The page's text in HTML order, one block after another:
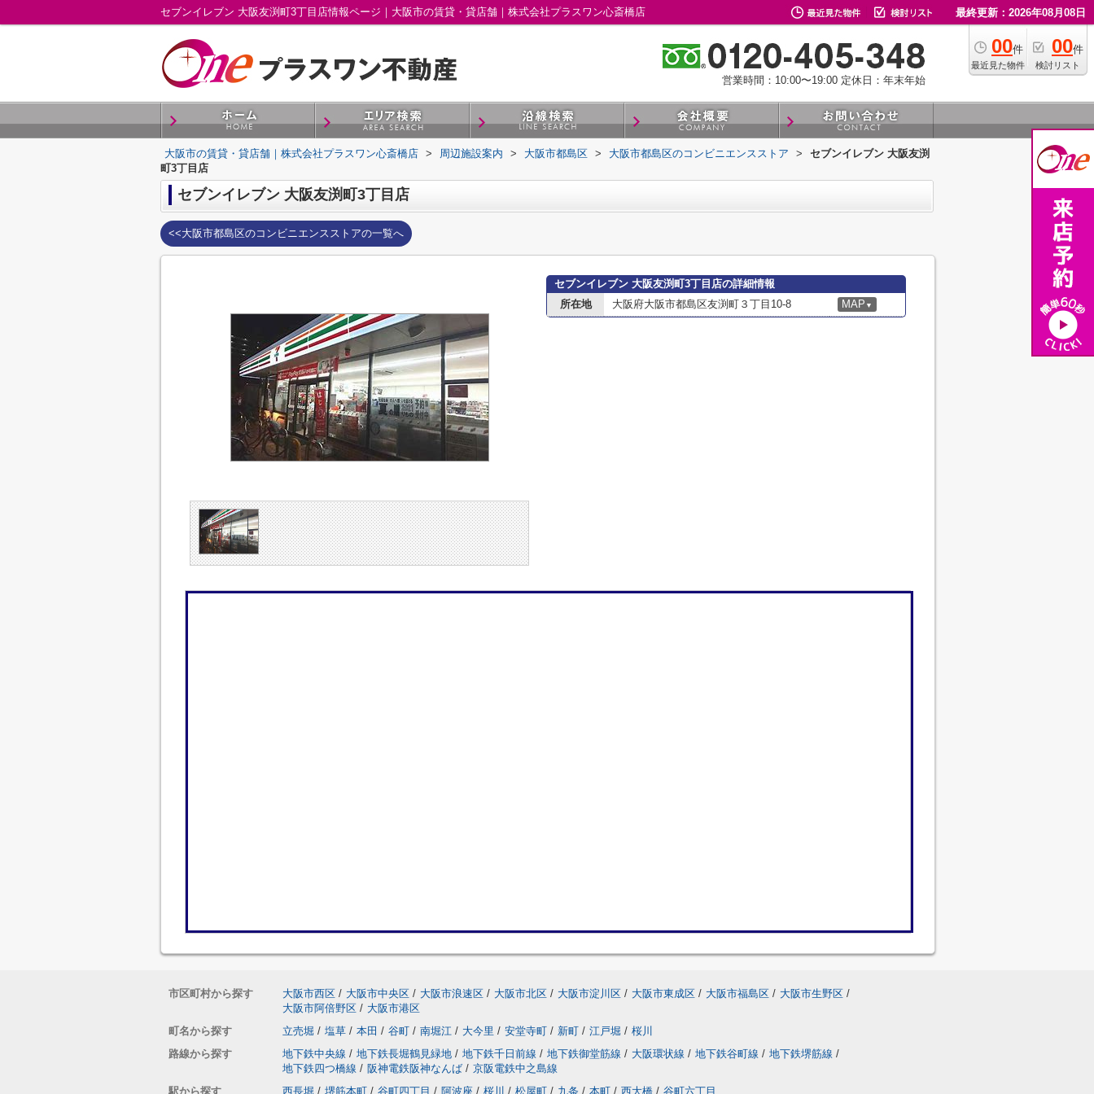
セブンイレブン 大阪友渕町3丁目店情報ページ｜大阪市の賃貸・貸店舗｜株式会社プラスワン心斎橋店 最終更新：2026年08月08日
00件
最近見た物件
00件
検討リスト
営業時間：10:00〜19:00 定休日：年末年始
大阪市の賃貸・貸店舗｜株式会社プラスワン心斎橋店 > 周辺施設案内 > 大阪市都島区 > 大阪市都島区のコンビニエンスストア >
セブンイレブン 大阪友渕
町3丁目店
セブンイレブン 大阪友渕町3丁目店
<<大阪市都島区のコンビニエンスストアの一覧へ
セブンイレブン 大阪友渕町3丁目店の詳細情報
所在地
大阪府大阪市都島区友渕町３丁目10-8 MAP ▼
市区町村から探す 大阪市西区 / 大阪市中央区 / 大阪市浪速区 / 大阪市北区 / 大阪市淀川区 / 大阪市東成区 / 大阪市福島区 / 大阪市生野区 /
大阪市阿倍野区 / 大阪市港区
町名から探す
立売堀 / 塩草 / 本田 / 谷町 / 南堀江 / 大今里 / 安堂寺町 / 新町 / 江戸堀 / 桜川
路線から探す
地下鉄中央線 / 地下鉄長堀鶴見緑地 / 地下鉄千日前線 / 地下鉄御堂筋線 / 大阪環状線 / 地下鉄谷町線 / 地下鉄堺筋線 /
地下鉄四つ橋線 / 阪神電鉄阪神なんば / 京阪電鉄中之島線
駅から探す
西長堀 / 堺筋本町 / 谷町四丁目 / 阿波座 / 桜川 / 松屋町 / 九条 / 本町 / 西大橋 / 谷町六丁目